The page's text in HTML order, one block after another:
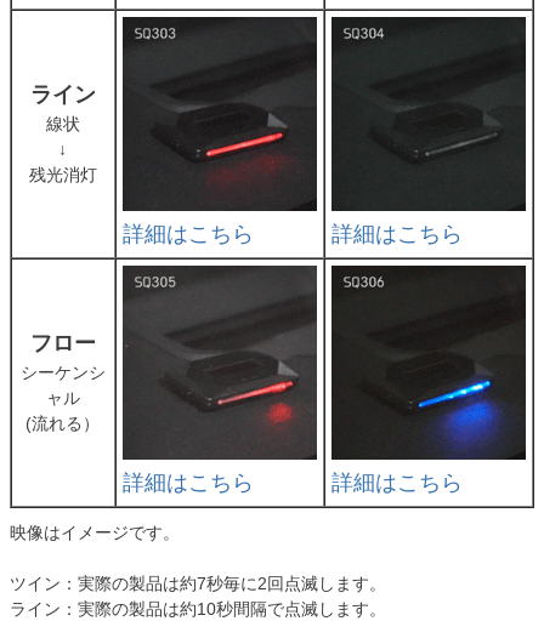
ライン
線状
↓
残光消灯
詳細はこちら 詳細はこちら
フロー
シーケンシ
ャル
(流れる）
詳細はこちら 詳細はこちら
映像はイメージです。
ツイン：実際の製品は約7秒毎に2回点滅します。
ライン：実際の製品は約10秒間隔で点滅します。